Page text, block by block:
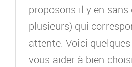
proposons il y en sans
plusieurs) qui
attente. Voici
vous aider à bien